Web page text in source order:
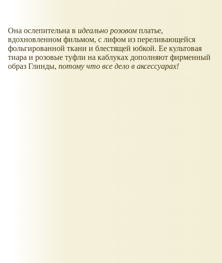
Она ослепительна в идеально розовом платье,
вдохновленном фильмом, с лифом из переливающейся
фольгированной ткани и блестящей юбкой. Ее культовая
тиара и розовые туфли на каблуках дополняют фирменный
образ Глинды, потому что все дело в аксессуарах!